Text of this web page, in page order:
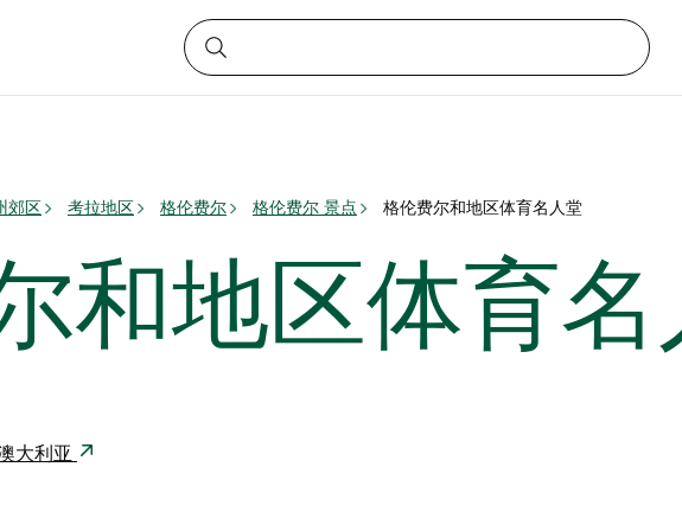
郊区 考拉地区 格伦费尔 格伦费尔 景点 格伦费尔和地区体育名人堂
和地区体育名
大利亚